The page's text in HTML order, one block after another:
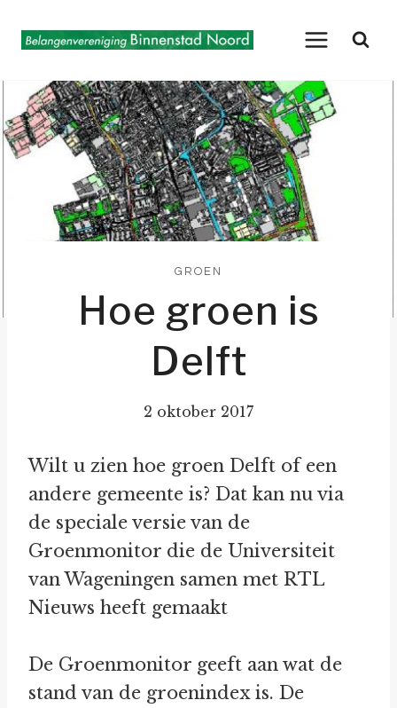
naar
GROEN
Hoe groen is
Delft
2 oktober 2017
Wilt u zien hoe groen Delft of een
andere gemeente is? Dat kan nu via
de speciale versie van de
Groenmonitor die de Universiteit
van Wageningen samen met RTL
Nieuws heeft gemaakt
De Groenmonitor geeft aan wat de
stand van de groenindex is. De